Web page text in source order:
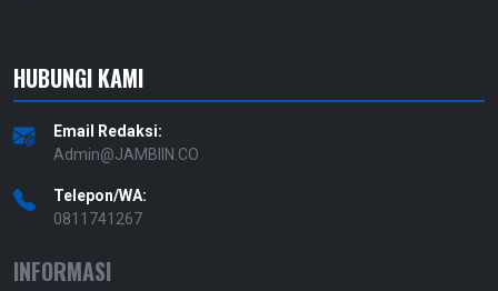
HUBUNGI KAMI
Email Redaksi:
Admin@JAMBIIN.CO
Telepon/WA:
0811741267
INFORMASI